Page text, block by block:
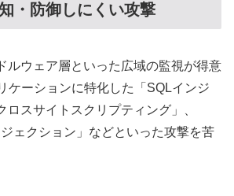
・防御しにくい攻撃
ルウェア層といった広域の監視が得意
ケーションに特化した「SQLインジ
ロスサイトスクリプティング」、
ジェクション」などといった攻撃を苦